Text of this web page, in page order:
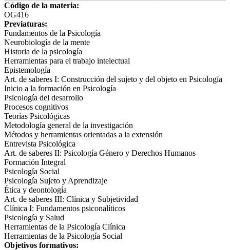
Código de la materia:
OG416
Previaturas:
Fundamentos de la Psicología
Neurobiología de la mente
Historia de la psicología
Herramientas para el trabajo intelectual
Epistemología
Art. de saberes I: Construcción del sujeto y del objeto en Psicología
Inicio a la formación en Psicología
Psicología del desarrollo
Procesos cognitivos
Teorías Psicológicas
Metodología general de la investigación
Métodos y herramientas orientadas a la extensión
Entrevista Psicológica
Art. de saberes II: Psicología Género y Derechos Humanos
Formación Integral
Psicología Social
Psicología Sujeto y Aprendizaje
Ética y deontología
Art. de saberes III: Clínica y Subjetividad
Clínica I: Fundamentos psiconalíticos
Psicología y Salud
Herramientas de la Psicología Clínica
Herramientas de la Psicología Social
Objetivos formativos: